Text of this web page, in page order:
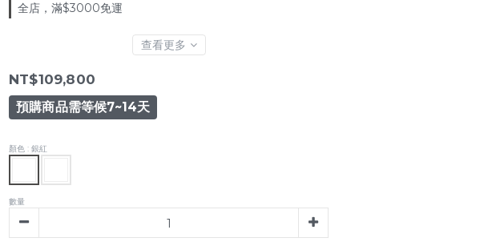
全店，滿$3000免運
查看更多
NT$109,800
預購商品需等候7~14天
顏色 : 銀紅
數量